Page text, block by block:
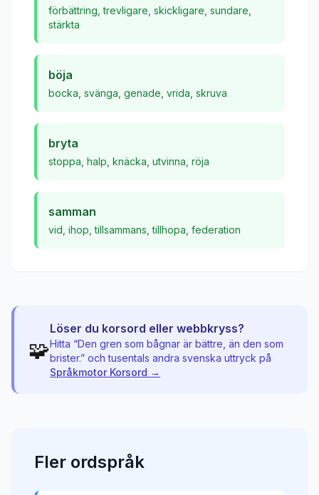
förbättring ,trevligare skickligare sundare
stärkta
böja
bocka svänga genade vrida skruva
bryta
stoppa halp knäcka utvinna röja
samman
vid ihop ,tillsammans ,tillhopa federation
🧩
Löser du korsord eller webbkryss?
Hitta “Den gren som bågnar är bättre, än den som
brister.” och tusentals andra svenska uttryck på
Språkmotor Korsord →
Fler ordspråk